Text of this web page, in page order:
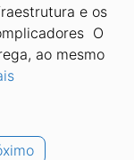
e os
O
ao mesmo